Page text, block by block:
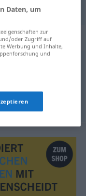
Daten, um
zur
oder Zugriff auf
Werbung und Inhalte,
und